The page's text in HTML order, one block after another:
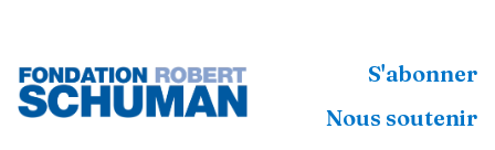
S'abonner
Nous soutenir